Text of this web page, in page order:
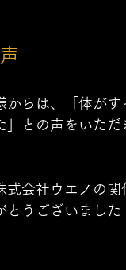
からは、「体が
」との声をいた
式会社ウエノの
とうございました